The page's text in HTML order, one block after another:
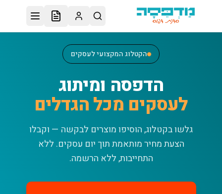
דלג לתוכן הראשי
הקטלוג המקצועי לעסקים
הדפסה ומיתוג
לעסקים מכל הגדלים
גלשו בקטלוג, הוסיפו מוצרים לבקשה — וקבלו
הצעת מחיר מותאמת תוך יום עסקים. ללא
התחייבות, ללא הרשמה.